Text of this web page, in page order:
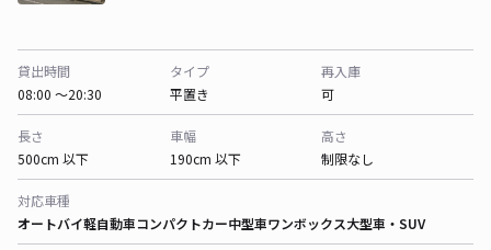
貸出時間
08:00 〜20:30
タイプ
平置き
再入庫
可
長さ
500cm 以下
車幅
190cm 以下
高さ
制限なし
対応車種
オートバイ軽自動車コンパクトカー中型車ワンボックス大型車・SUV